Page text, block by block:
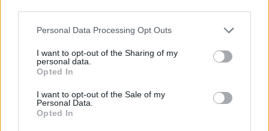
Personal Data Processing Opt Outs
I want to opt-out of the Sharing of my
personal data.
Opted In
I want to opt-out of the Sale of my
Personal Data.
Opted In
fókuszába most a Deutsche Bank került, amelynek
részvényárfolyama 10% feletti mínuszba zuhant, a
rekordmértékben ugrott tegnap és ma még tovább
emelkedett. A délutáni kereskedésben kissé javult
erősödni tudott.